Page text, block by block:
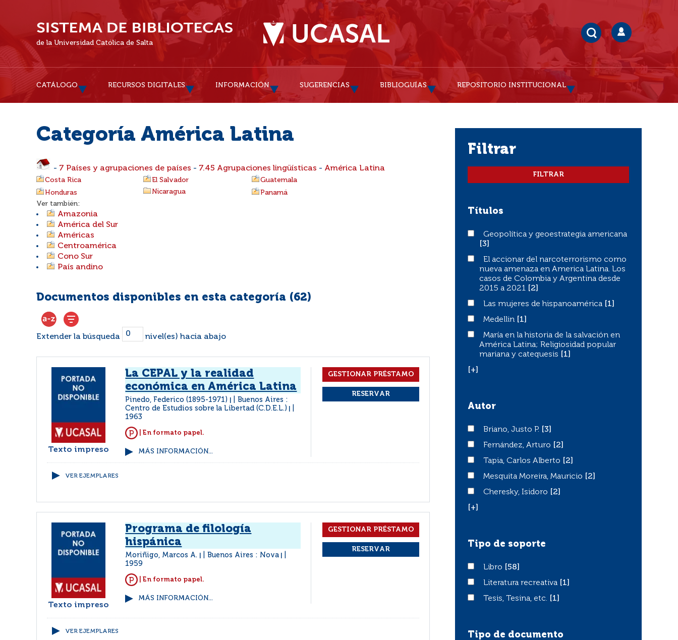
de la Universidad Católica de Salta
CATÁLOGO RECURSOS DIGITALES INFORMACIÓN SUGERENCIAS BIBLIOGUÍAS REPOSITORIO INSTITUCIONAL
Categoría América Latina
- 7 Países y agrupaciones de países - 7.45 Agrupaciones lingüísticas - América Latina
Costa Rica El Salvador
Guatemala
Honduras
Nicaragua
Panamá
Ver también:
Amazonia
América del Sur
Américas
Centroamérica
Cono Sur
País andino
Documentos disponibles en esta categoría (62)
Extender la búsqueda nivel(es) hacia abajo
Texto impreso
La CEPAL y la realidad
económica en América Latina
Pinedo, Federico (1895-1971)
Buenos Aires :
Centro de Estudios sobre la Libertad (C.D.E.L.)
1963
| En formato papel.
MÁS INFORMACIÓN...
VER EJEMPLARES
Texto impreso
Programa de filología
hispánica
Moriñigo, Marcos A. Buenos Aires : Nova
1959
| En formato papel.
MÁS INFORMACIÓN...
VER EJEMPLARES
filtrar
Títulos
Geopolítica y geoestrategia americana
Geopolítica y geoestrategia americana
[3]
El accionar del narcoterrorismo como nueva amenaza
El accionar del narcoterrorismo como
nueva amenaza en America Latina. Los
casos de Colombia y Argentina desde
2015 a 2021
[2]
Las mujeres de hispanoamérica
Las mujeres de hispanoamérica
[1]
MedellinMedellin
[1]
María en la historia de la salvación en América Latina;
María en la historia de la salvación en
América Latina; Religiosidad popular
mariana y catequesis
[1]
[+]
Autor
Briano, Justo P.
Briano, Justo P.
[3]
Fernández, Arturo
Fernández, Arturo
[2]
Tapia, Carlos Alberto
Tapia, Carlos Alberto
[2]
Mesquita Moreira, Mauricio
Mesquita Moreira, Mauricio
[2]
Cheresky, Isidoro
Cheresky, Isidoro
[2]
[+]
Tipo de soporte
LibroLibro
[58]
Literatura recreativa
Literatura recreativa
[1]
Tesis, Tesina, etc.
Tesis, Tesina, etc. [1]
Tipo de documento